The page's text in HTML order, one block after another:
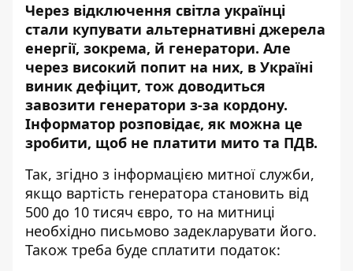
Через відключення світла українці
стали купувати альтернативні джерела
енергії, зокрема, й генератори. Але
через високий попит на них, в Україні
виник дефіцит, тож доводиться
завозити генератори з-за кордону.
Інформатор розповідає, як можна це
зробити, щоб не платити мито та ПДВ.
Так, згідно з інформацією митної служби,
якщо вартість генератора становить від
500 до 10 тисяч євро, то на митниці
необхідно письмово задекларувати його.
Також треба буде сплатити податок: